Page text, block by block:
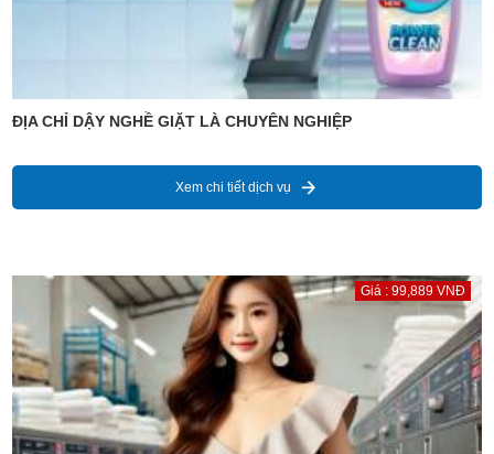
ĐỊA CHỈ DẬY NGHỀ GIẶT LÀ CHUYÊN NGHIỆP
Xem chi tiết dịch vụ
Giá : 99,889 VNĐ